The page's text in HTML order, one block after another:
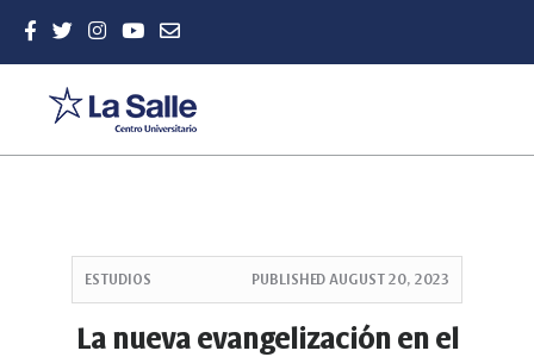
ESTUDIOS PUBLISHED AUGUST 20, 2023
La nueva evangelización en el